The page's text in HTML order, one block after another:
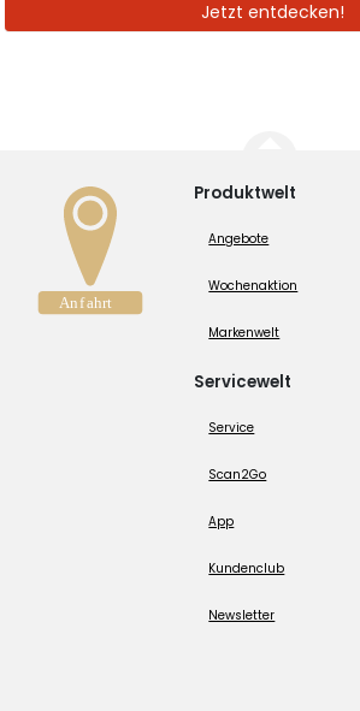
Jetzt entdecken!
Produktwelt
Angebote
Wochenaktion
Markenwelt
Servicewelt
Service
Scan2Go
App
Kundenclub
Newsletter